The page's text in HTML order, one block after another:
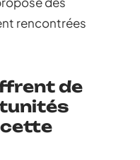
rencontrées
de